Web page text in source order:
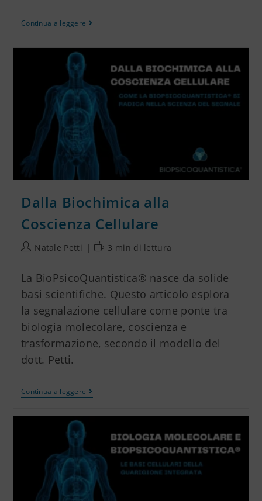
Continua a leggere
Dalla Biochimica alla
Coscienza Cellulare
Natale Petti 3 min di lettura
La BioPsicoQuantistica® nasce da solide
basi scientifiche. Questo articolo esplora
la segnalazione cellulare come ponte tra
biologia molecolare, coscienza e
trasformazione, secondo il modello del
dott. Petti.
Continua a leggere